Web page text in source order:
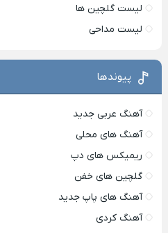
لیست گلچین ها
لیست مداحی
پیوندها
آهنگ عربی جدید
آهنگ های محلی
ریمیکس های دپ
گلچین های خفن
آهنگ های پاپ جدید
آهنگ کردی